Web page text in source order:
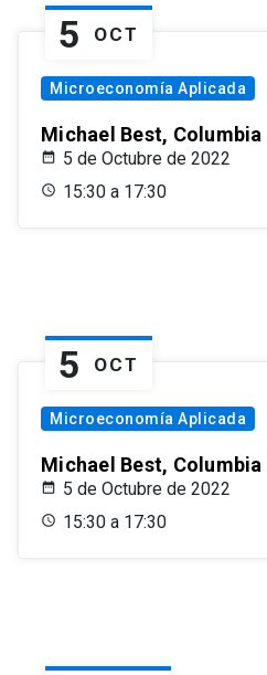
5 OCT
Microeconomía Aplicada
Michael Best,
5 de Octubre de 2022
15:30 a 17:30
5 OCT
Microeconomía Aplicada
Michael Best,
5 de Octubre de 2022
15:30 a 17:30